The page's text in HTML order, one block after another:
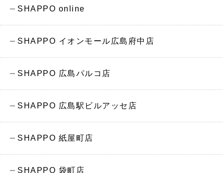
SHAPPO online
SHAPPO イオンモール広島府中店
SHAPPO 広島パルコ店
SHAPPO 広島駅ビルアッセ店
SHAPPO 紙屋町店
SHAPPO 袋町店